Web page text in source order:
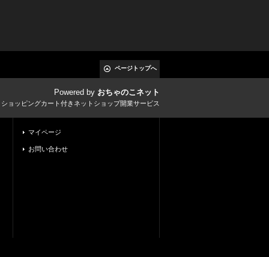
ページトップへ
Powered by おちゃのこネット
ョッピングカート付きネットショップ開業サービス
マイページ
お問い合わせ